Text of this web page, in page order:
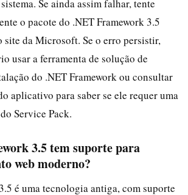
Se ainda assim falhar, tente
o pacote do .NET Framework 3.5
site da Microsoft. Se o erro persistir,
usar a ferramenta de solução de
do .NET Framework ou consultar
aplicativo para saber se ele requer uma
Service Pack.
3.5 tem suporte para
web moderno?
é uma tecnologia antiga, com suporte